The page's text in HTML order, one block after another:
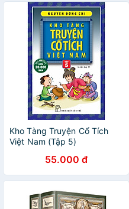
Kho Tàng Truyện Cổ Tích
Việt Nam (Tập 5)
55.000 đ